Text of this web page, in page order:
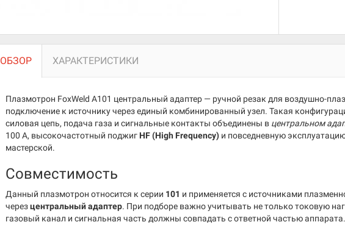
ОБЗОР ХАРАКТЕРИСТИКИ
Плазмотрон FoxWeld A101 центральный адаптер — ручной резак для воздушно-
подключение к источнику через единый комбинированный узел. Такая
силовая цепь, подача газа и сигнальные контакты объединены в центральном
100 А, высокочастотный поджиг HF (High Frequency) и повседневную
мастерской.
Совместимость
Данный плазмотрон относится к серии 101 и применяется с источниками
черезцентральный адаптер. При подборе важно учитывать не только токовую
газовый канал и сигнальная часть должны совпадать с ответной частью аппарата.